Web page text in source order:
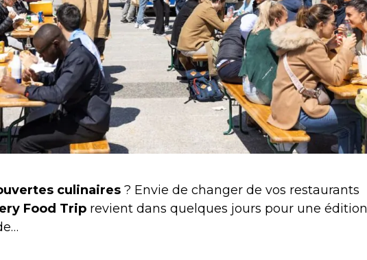
culinaires ? Envie de changer de vos restaurants
Food Trip revient dans quelques jours pour une édition